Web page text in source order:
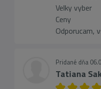
Velky vyber
Ceny
Odporucam,
Pridané dňa
Tatiana